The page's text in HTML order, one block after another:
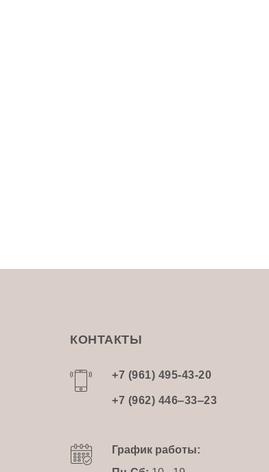
+7 (962) 446‒33‒23
+7 (961) 495-43-20
График работы:
КОНТАКТЫ